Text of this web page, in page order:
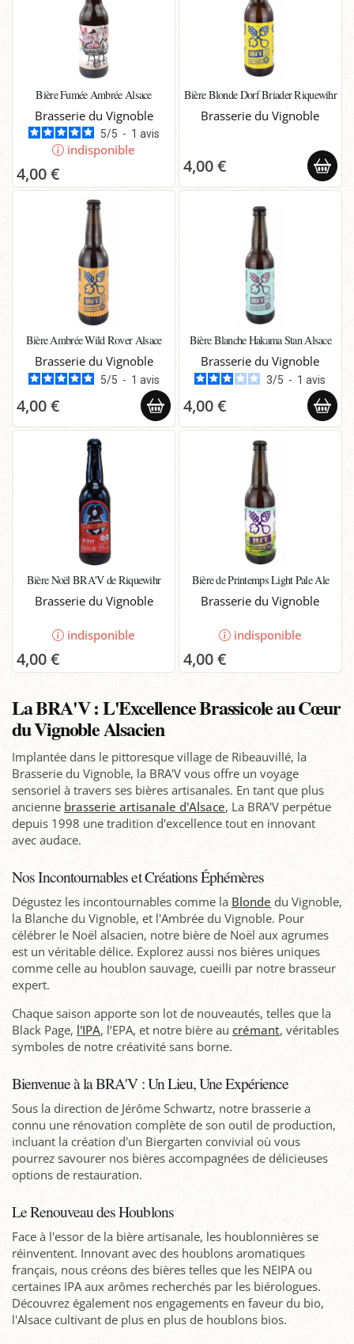
Bière Fumée Ambrée Alsace
Brasserie du Vignoble
5/5 - 1 avis
indisponible
4,00 €
Bière Blonde Dorf Briader Riquewihr
Brasserie du Vignoble
4,00 €
Bière Ambrée Wild Rover Alsace
Brasserie du Vignoble
5/5 - 1 avis
4,00 €
Bière Blanche Hakama Stan Alsace
Brasserie du Vignoble
3/5 - 1avis
4,00 €
Bière Noël BRA'V de Riquewihr
Brasserie du Vignoble
indisponible
4,00 €
Bière de Printemps Light Pale Ale
Brasserie du Vignoble
indisponible
4,00 €
La BRA'V : L'Excellence Brassicole au Cœur
du Vignoble Alsacien
Implantée dans le pittoresque village de Ribeauvillé, la
Brasserie du Vignoble, la BRA'V vous offre un voyage
sensoriel à travers ses bières artisanales. En tant que plus
ancienne brasserie artisanale d'Alsace, La BRA'V perpétue
depuis 1998 une tradition d'excellence tout en innovant
avec audace.
Nos Incontournables et Créations Éphémères
Dégustez les incontournables comme la Blonde du Vignoble,
la Blanche du Vignoble, et l'Ambrée du Vignoble. Pour
célébrer le Noël alsacien, notre bière de Noël aux agrumes
est un véritable délice. Explorez aussi nos bières uniques
comme celle au houblon sauvage, cueilli par notre brasseur
expert.
Chaque saison apporte son lot de nouveautés, telles que la
Black Page, l'IPA, l’EPA, et notre bière au crémant, véritables
symboles de notre créativité sans borne.
Bienvenue à la BRA'V : Un Lieu, Une Expérience
Sous la direction de Jérôme Schwartz, notre brasserie a
connu une rénovation complète de son outil de production,
incluant la création d'un Biergarten convivial où vous
pourrez savourer nos bières accompagnées de délicieuses
options de restauration.
Le Renouveau des Houblons
Face à l'essor de la bière artisanale, les houblonnières se
réinventent. Innovant avec des houblons aromatiques
français, nous créons des bières telles que les NEIPA ou
certaines IPA aux arômes recherchés par les biérologues.
Découvrez également nos engagements en faveur du bio,
l'Alsace cultivant de plus en plus de houblons bios.